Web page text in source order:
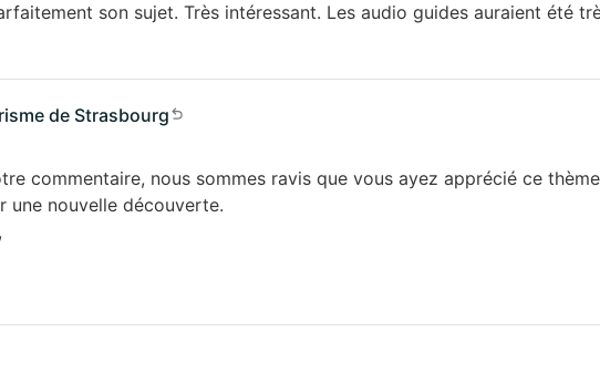
son sujet. Très intéressant. Les audio guides auraient été
de Strasbourg
commentaire, nous sommes ravis que vous ayez apprécié ce
une nouvelle découverte.